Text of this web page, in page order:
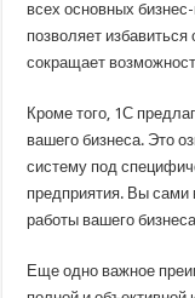
всех основных
позволяет
сокращает
Кроме того, 1С
вашего бизнеса. Это
систему под
предприятия. Вы сами
работы вашего
Еще одно важное